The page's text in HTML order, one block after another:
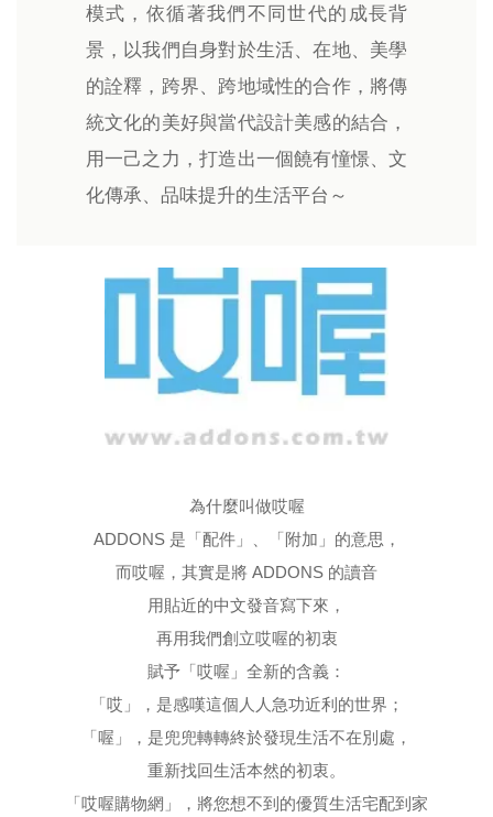
模式，依循著我們不同世代的成長背
景，以我們自身對於生活、在地、美學
的詮釋，跨界、跨地域性的合作，將傳
統文化的美好與當代設計美感的結合，
用一己之力，打造出一個饒有憧憬、文
化傳承、品味提升的生活平台～
為什麼叫做哎喔
ADDONS 是「配件」、「附加」的意思，
而哎喔，其實是將 ADDONS 的讀音
用貼近的中文發音寫下來，
再用我們創立哎喔的初衷
賦予「哎喔」全新的含義：
「哎」，是感嘆這個人人急功近利的世界；
「喔」，是兜兜轉轉終於發現生活不在別處，
重新找回生活本然的初衷。
「哎喔購物網」，將您想不到的優質生活宅配到家